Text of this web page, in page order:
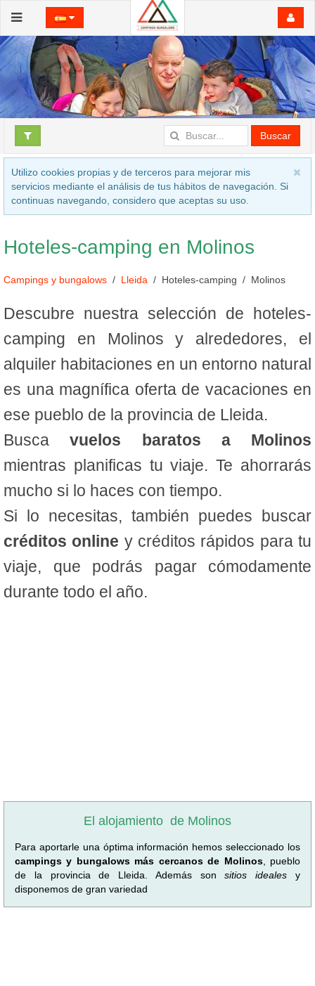
Buscar
Utilizo cookies propias y de terceros para mejorar mis
servicios mediante el análisis de tus hábitos de navegación. Si
continuas navegando, considero que aceptas su uso.
Hoteles-camping en Molinos
Campings y bungalows Lleida Hoteles-camping Molinos
Descubre nuestra selección de hoteles-
camping en Molinos y alrededores, el
alquiler habitaciones en un entorno natural
es una magnífica oferta de vacaciones en
ese pueblo de la provincia de Lleida.
Buscavuelos baratos a Molinos
mientras planificas tu viaje. Te ahorrarás
mucho si lo haces con tiempo.
Si lo necesitas, también puedes buscar
créditos online y créditos rápidos para tu
viaje, que podrás pagar cómodamente
durante todo el año.
El alojamiento de Molinos
Para aportarle una óptima información hemos seleccionado los
campings y bungalows más cercanos de Molinos, pueblo
de la provincia de Lleida. Además sonsitios idealesy
disponemos de gran variedad